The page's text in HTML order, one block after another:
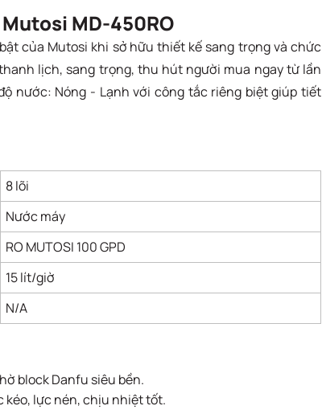
MD-450RO
của Mutosi khi sở hữu thiết kế sang trọng và chức
lịch, sang trọng, thu hút người mua ngay từ lần
nước: Nóng - Lạnh với công tắc riêng biệt giúp tiết
8 lõi
Nước máy
RO MUTOSI 100 GPD
15 lít/giờ
N/A
block Danfu siêu bền.
kéo, lực nén, chịu nhiệt tốt.